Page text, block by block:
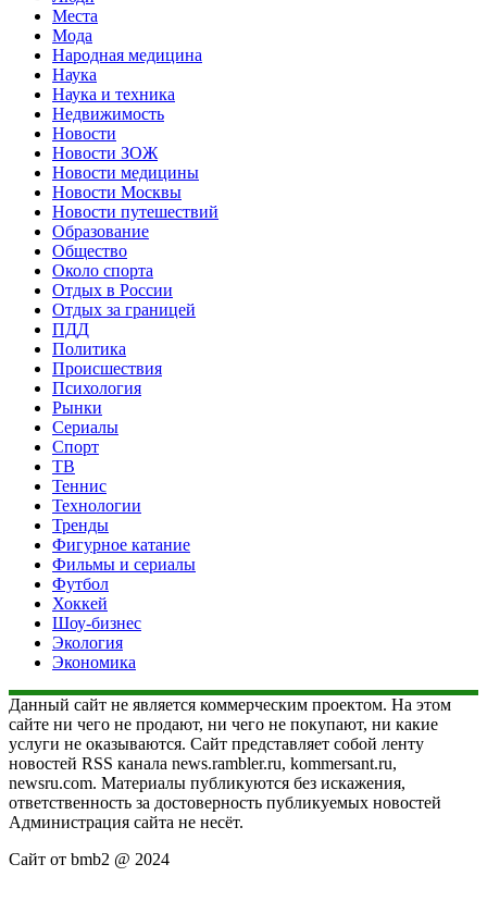
Места
Мода
Народная медицина
Наука
Наука и техника
Недвижимость
Новости
Новости ЗОЖ
Новости медицины
Новости Москвы
Новости путешествий
Образование
Общество
Около спорта
Отдых в России
Отдых за границей
ПДД
Политика
Происшествия
Психология
Рынки
Сериалы
Спорт
ТВ
Теннис
Технологии
Тренды
Фигурное катание
Фильмы и сериалы
Футбол
Хоккей
Шоу-бизнес
Экология
Экономика
Данный сайт не является коммерческим проектом. На этом
сайте ни чего не продают, ни чего не покупают, ни какие
услуги не оказываются. Сайт представляет собой ленту
новостей RSS канала news.rambler.ru, kommersant.ru,
newsru.com. Материалы публикуются без искажения,
ответственность за достоверность публикуемых новостей
Администрация сайта не несёт.
Сайт от bmb2 @ 2024